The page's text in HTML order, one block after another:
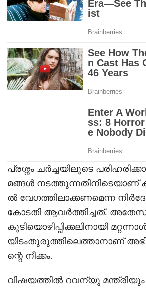
പ്രശ്നം ചർച്ചയിലൂടെ
മങ്ങൾ നടത്തുന്നതിനിടെയാണ്
ൽ വേഗത്തിലാക്കണമെന്ന
കോടതി ആവർത്തിച്ചത്.
കുടിയൊഴിപ്പിക്കലിനായി
യിടംതുരുത്തിലെത്താനാണ്
ന്റെ നീക്കം.
വിഷയത്തിൽ റവന്യു മന്ത്രിയും